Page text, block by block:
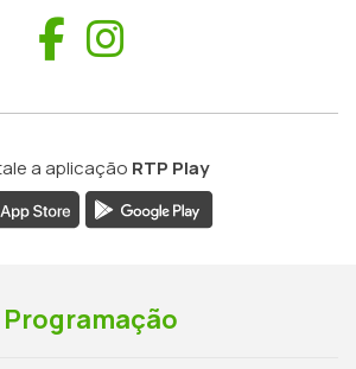
Facebook
a aplicação RTP Play
Programação